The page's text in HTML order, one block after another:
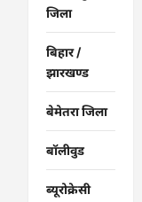
जिला
बिहार /
झारखण्ड
बेमेतरा जिला
बॉलीवुड
ब्यूरोक्रेसी